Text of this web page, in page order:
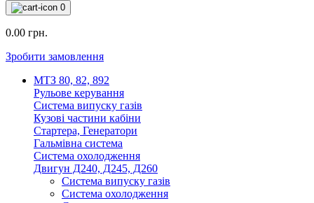
0
0.00 грн.
Зробити замовлення
МТЗ 80, 82, 892
Рульове керування
Система випуску газів
Кузові частини кабіни
Стартера, Генератори
Гальмівна система
Система охолодження
Двигун Д240, Д245, Д260
Система випуску газів
Система охолодження